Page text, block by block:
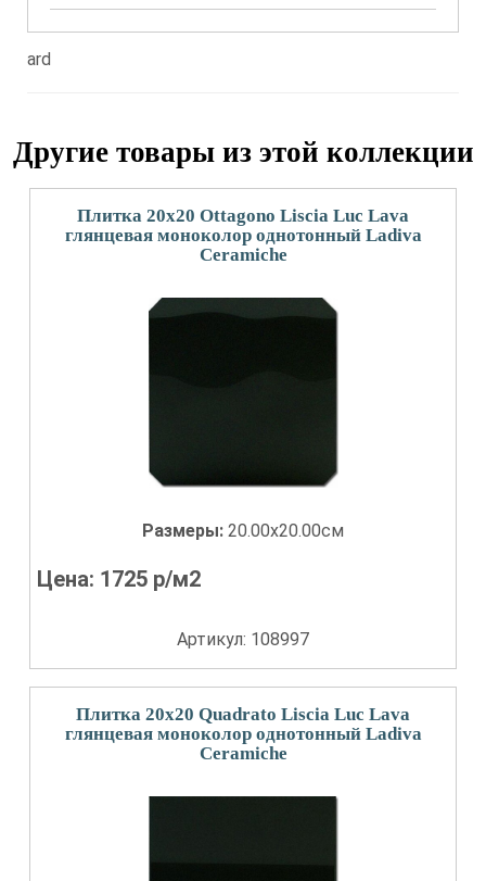
ard
Другие товары из этой коллекции
Плитка 20x20 Ottagono Liscia Luc Lava
глянцевая моноколор однотонный Ladiva
Сeramiche
Размеры: 20.00x20.00см
Цена: 1725 р/м2
Артикул: 108997
Плитка 20x20 Quadrato Liscia Luc Lava
глянцевая моноколор однотонный Ladiva
Сeramiche